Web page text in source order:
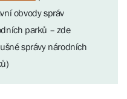
obvody správ
parků – zde
správy národních